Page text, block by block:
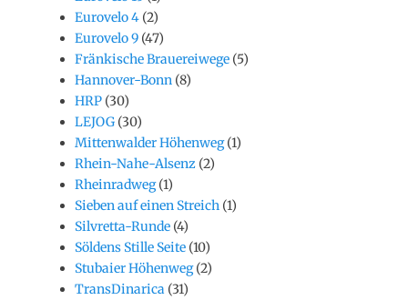
Eurovelo 4 (2)
Eurovelo 9 (47)
Fränkische Brauereiwege (5)
Hannover-Bonn (8)
HRP (30)
LEJOG (30)
Mittenwalder Höhenweg(1)
Rhein-Nahe-Alsenz (2)
Rheinradweg(1)
Sieben auf einen Streich (1)
Silvretta-Runde (4)
Söldens Stille Seite (10)
Stubaier Höhenweg(2)
TransDinarica (31)